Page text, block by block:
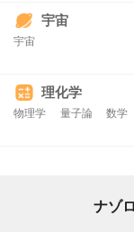
宇宙
宇宙
理化学
物理学 量子論 数学
ナゾ